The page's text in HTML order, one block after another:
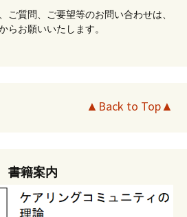
ご質問、ご要望等のお問い合わせは、
らお願いいたします。
▲Back to Top▲
書籍案内